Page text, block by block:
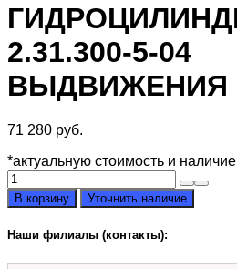
2.31.300-5-04
ВЫДВИЖЕНИЯ
71 280 руб.
*актуальную стоимость и
Количество
товара
Гидроцилиндр
КС-55713-
2.31.300-
5-
В корзину Уточнить наличие
Наши филиалы (контакты):